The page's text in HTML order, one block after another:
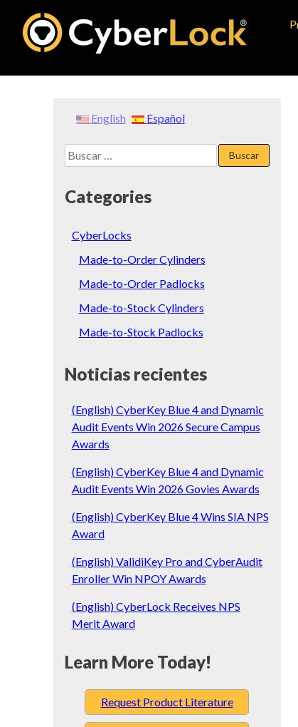
content
English Español
Buscar:
Categories
CyberLocks
Made-to-Order Cylinders
Made-to-Order Padlocks
Made-to-Stock Cylinders
Made-to-Stock Padlocks
Noticias recientes
(English) CyberKey Blue 4 and Dynamic
Audit Events Win 2026 Secure Campus
Awards
(English) CyberKey Blue 4 and Dynamic
Audit Events Win 2026 Govies Awards
(English) CyberKey Blue 4 Wins SIA NPS
Award
(English) ValidiKey Pro and CyberAudit
Enroller Win NPOY Awards
(English) CyberLock Receives NPS
Merit Award
Learn More Today!
Request Product Literature